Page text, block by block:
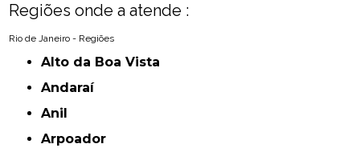
Regiões onde a atende :
Rio de Janeiro - Regiões
Alto da Boa Vista
Andaraí
Anil
Arpoador